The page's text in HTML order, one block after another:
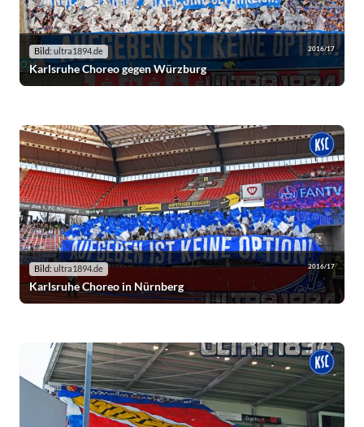
Bild: ultra1894.de 2016/17
Karlsruhe Choreo gegen Würzburg
Bild: ultra1894.de 2016/17
Karlsruhe Choreo in Nürnberg